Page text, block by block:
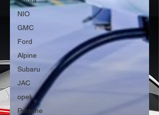
NIO
GMC
Ford
Alpine
Subaru
JAC
opel
Porsche